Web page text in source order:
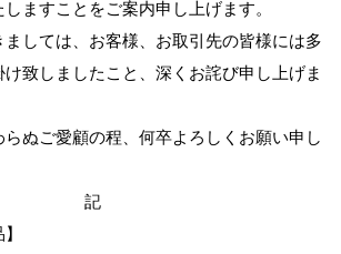
ますことをご案内申し上げます。
しては、お客様、お取引先の皆様には多
致しましたこと、深くお詫び申し上げま
ぬご愛顧の程、何卒よろしくお願い申し
記